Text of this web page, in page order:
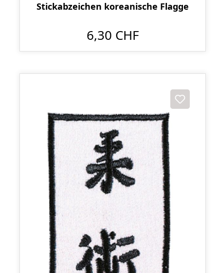
Stickabzeichen koreanische Flagge
6,30 CHF